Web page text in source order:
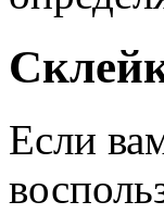
Если